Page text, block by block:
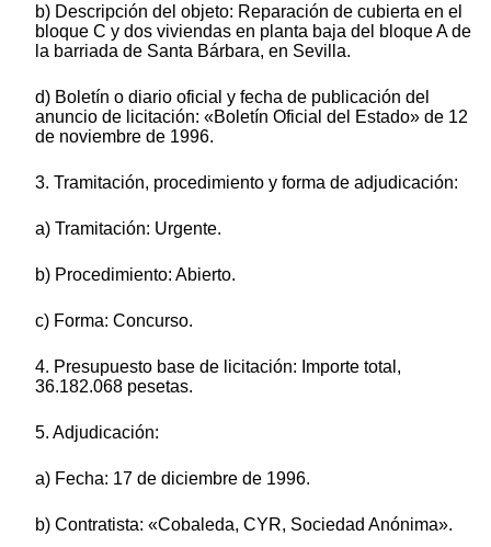
b) Descripción del objeto: Reparación de cubierta en el
bloque C y dos viviendas en planta baja del bloque A de
la barriada de Santa Bárbara, en Sevilla.
d) Boletín o diario oficial y fecha de publicación del
anuncio de licitación: «Boletín Oficial del Estado» de 12
de noviembre de 1996.
3. Tramitación, procedimiento y forma de adjudicación:
a) Tramitación: Urgente.
b) Procedimiento: Abierto.
c) Forma: Concurso.
4. Presupuesto base de licitación: Importe total,
36.182.068 pesetas.
5. Adjudicación:
a) Fecha: 17 de diciembre de 1996.
b) Contratista: «Cobaleda, CYR, Sociedad Anónima».